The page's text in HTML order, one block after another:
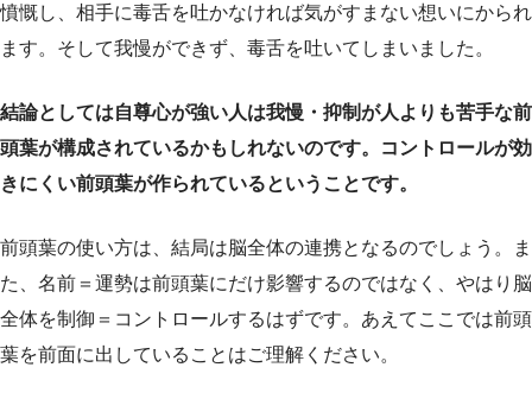
憤慨し、相手に毒舌を吐かなければ気がすまない想いにかられ
ます。そして我慢ができず、毒舌を吐いてしまいました。
結論としては自尊心が強い人は我慢・抑制が人よりも苦手な前
頭葉が構成されているかもしれないのです。コントロールが効
きにくい前頭葉が作られているということです。
前頭葉の使い方は、結局は脳全体の連携となるのでしょう。ま
た、名前＝運勢は前頭葉にだけ影響するのではなく、やはり脳
全体を制御＝コントロールするはずです。あえてここでは前頭
葉を前面に出していることはご理解ください。